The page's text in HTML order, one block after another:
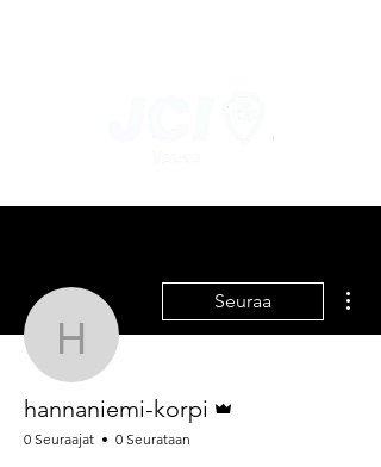
hannaniemi-korpi
Seuraa
hannaniemi-korpi
0 Seuraajat 0 Seurataan